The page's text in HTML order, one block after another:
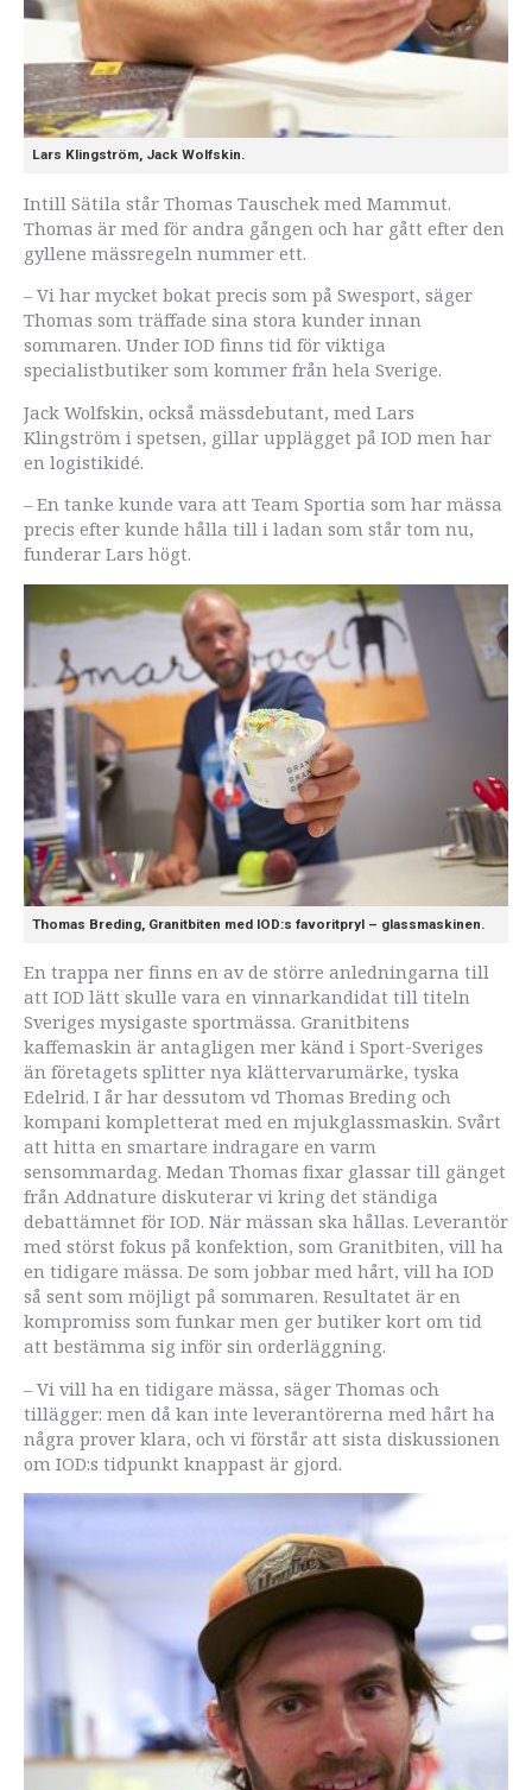
Lars Klingström, Jack Wolfskin.
Intill Sätila står Thomas Tauschek med Mammut.
Thomas är med för andra gången och har gått efter den
gyllene mässregeln nummer ett.
– Vi har mycket bokat precis som på Swesport, säger
Thomas som träffade sina stora kunder innan
sommaren. Under IOD finns tid för viktiga
specialistbutiker som kommer från hela Sverige.
Jack Wolfskin, också mässdebutant, med Lars
Klingström i spetsen, gillar upplägget på IOD men har
en logistikidé.
– En tanke kunde vara att Team Sportia som har mässa
precis efter kunde hålla till i ladan som står tom nu,
funderar Lars högt.
Thomas Breding, Granitbiten med IOD:s favoritpryl – glassmaskinen.
En trappa ner finns en av de större anledningarna till
att IOD lätt skulle vara en vinnarkandidat till titeln
Sveriges mysigaste sportmässa. Granitbitens
kaffemaskin är antagligen mer känd i Sport-Sveriges
än företagets splitter nya klättervarumärke, tyska
Edelrid. I år har dessutom vd Thomas Breding och
kompani kompletterat med en mjukglassmaskin. Svårt
att hitta en smartare indragare en varm
sensommardag. Medan Thomas fixar glassar till gänget
från Addnature diskuterar vi kring det ständiga
debattämnet för IOD. När mässan ska hållas. Leverantör
med störst fokus på konfektion, som Granitbiten, vill ha
en tidigare mässa. De som jobbar med hårt, vill ha IOD
så sent som möjligt på sommaren. Resultatet är en
kompromiss som funkar men ger butiker kort om tid
att bestämma sig inför sin orderläggning.
– Vi vill ha en tidigare mässa, säger Thomas och
tillägger: men då kan inte leverantörerna med hårt ha
några prover klara, och vi förstår att sista diskussionen
om IOD:s tidpunkt knappast är gjord.